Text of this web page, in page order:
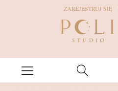
ZAREJESTRUJ SIĘ